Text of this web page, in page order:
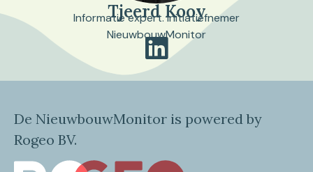
Tjeerd Kooy
Informatie expert. Initiatiefnemer
NieuwbouwMonitor
De NieuwbouwMonitor is powered by
Rogeo BV.